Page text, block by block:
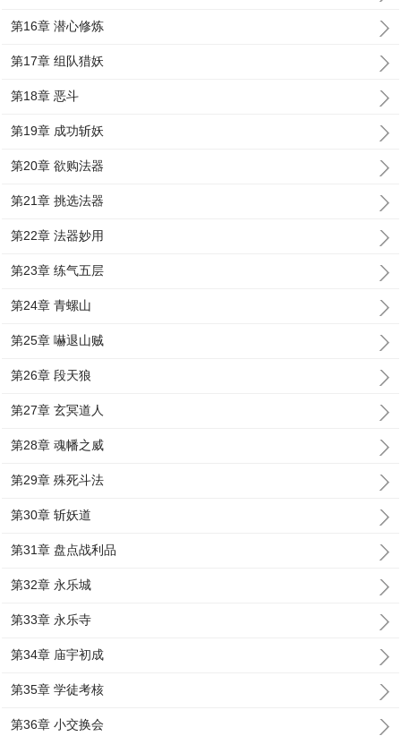
第16章 潜心修炼
第17章 组队猎妖
第18章 恶斗
第19章 成功斩妖
第20章 欲购法器
第21章 挑选法器
第22章 法器妙用
第23章 练气五层
第24章 青螺山
第25章 嚇退山贼
第26章 段天狼
第27章 玄冥道人
第28章 魂幡之威
第29章 殊死斗法
第30章 斩妖道
第31章 盘点战利品
第32章 永乐城
第33章 永乐寺
第34章 庙宇初成
第35章 学徒考核
第36章 小交换会